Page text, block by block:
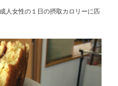
人女性の１日の摂取カロリーに匹